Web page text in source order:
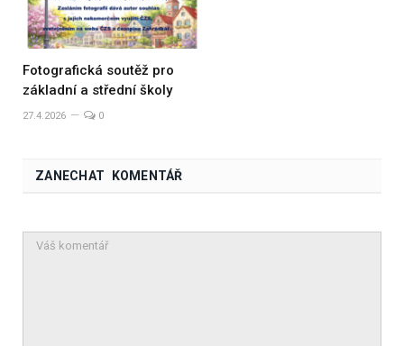
Fotografická soutěž pro
základní a střední školy
27.4.2026 0
ZANECHAT KOMENTÁŘ